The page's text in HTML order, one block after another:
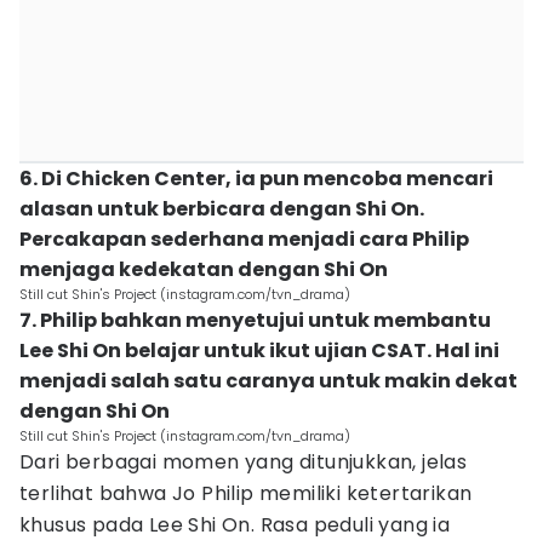
6. Di Chicken Center, ia pun mencoba mencari
alasan untuk berbicara dengan Shi On.
Percakapan sederhana menjadi cara Philip
menjaga kedekatan dengan Shi On
Still cut Shin's Project (instagram.com/tvn_drama)
7. Philip bahkan menyetujui untuk membantu
Lee Shi On belajar untuk ikut ujian CSAT. Hal ini
menjadi salah satu caranya untuk makin dekat
dengan Shi On
Still cut Shin's Project (instagram.com/tvn_drama)
Dari berbagai momen yang ditunjukkan, jelas
terlihat bahwa Jo Philip memiliki ketertarikan
khusus pada Lee Shi On. Rasa peduli yang ia